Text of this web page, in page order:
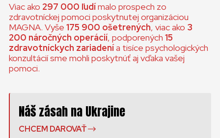
Viac ako 297 000 ľudímalo prospech zo
zdravotníckej pomoci poskytnutej organizáciou
MAGNA. Vyše 175 900 ošetrených, viac ako 3
200 náročných operácií, podporených 15
zdravotníckych zariadenía tisíce psychologických
konzultácií sme mohli poskytnúť aj vďaka vašej
pomoci.
Náš zásah na Ukrajine
CHCEM DAROVAŤ